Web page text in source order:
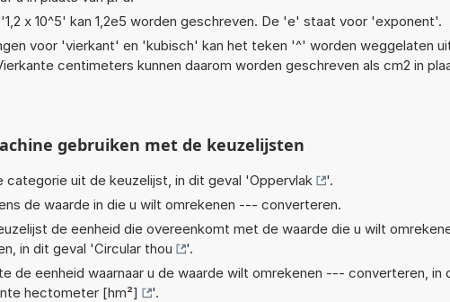
x 10^5' kan 1,2e5 worden geschreven. De 'e' staat voor 'exponent'.
voor 'vierkant' en 'kubisch' kan het teken '^' worden weggelaten
centimeters kunnen daarom worden geschreven als cm2 in
gebruiken met de keuzelijsten
categorie uit de keuzelijst, in dit geval 'Oppervlak
'.
de waarde in die u wilt omrekenen --- converteren.
de eenheid die overeenkomt met de waarde die u wilt
in dit geval 'Circular thou
'.
de eenheid waarnaar u de waarde wilt omrekenen --- converteren, in
hectometer [hm²] '.